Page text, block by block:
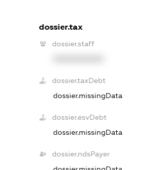
dossier.tax
dossier.staff
dossier.taxDebt
dossier.missingData
dossier.esvDebt
dossier.missingData
dossier.ndsPayer